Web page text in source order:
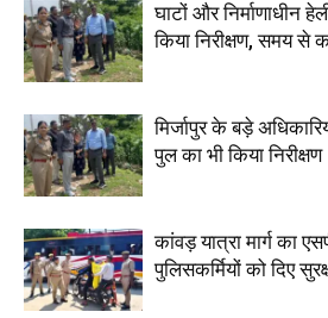
घाटों और निर्माणाधीन
किया निरीक्षण, समय से
मिर्जापुर के बड़े
पुल का भी किया निरीक्षण
कांवड़ यात्रा मार्ग का
पुलिसकर्मियों को दिए